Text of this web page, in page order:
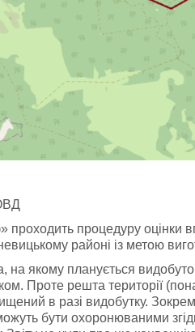
процедуру оцінки
районі із метою
якому планується
Проте решта території
в разі видобутку.
бути охоронюваними